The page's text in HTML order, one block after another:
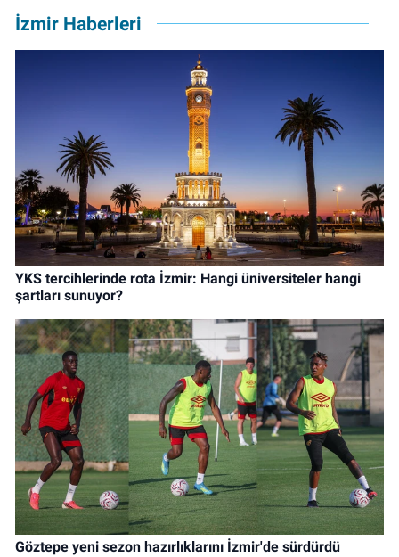
İzmir Haberleri
YKS tercihlerinde rota İzmir: Hangi üniversiteler hangi
şartları sunuyor?
Göztepe yeni sezon hazırlıklarını İzmir'de sürdürdü